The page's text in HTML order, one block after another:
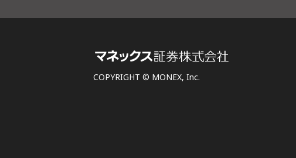
COPYRIGHT © MONEX, Inc.